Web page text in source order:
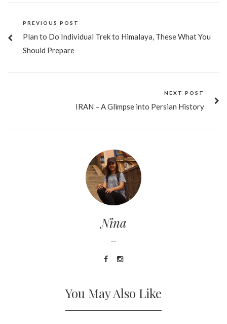
PREVIOUS POST
Plan to Do Individual Trek to Himalaya, These What You
Should Prepare
NEXT POST
IRAN – A Glimpse into Persian History
Nina
--
You May Also Like